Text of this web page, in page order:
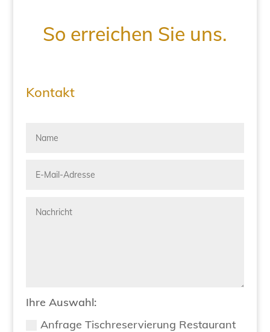
So erreichen Sie uns.
Kontakt
Ihre Auswahl:
Anfrage Tischreservierung Restaurant